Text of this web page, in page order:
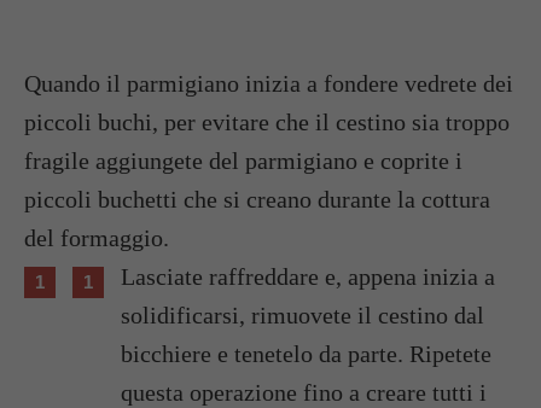
Quando il parmigiano inizia a fondere vedrete dei
piccoli buchi, per evitare che il cestino sia troppo
fragile aggiungete del parmigiano e coprite i
piccoli buchetti che si creano durante la cottura
del formaggio.
Lasciate raffreddare e, appena inizia a
solidificarsi, rimuovete il cestino dal
bicchiere e tenetelo da parte. Ripetete
questa operazione fino a creare tutti i